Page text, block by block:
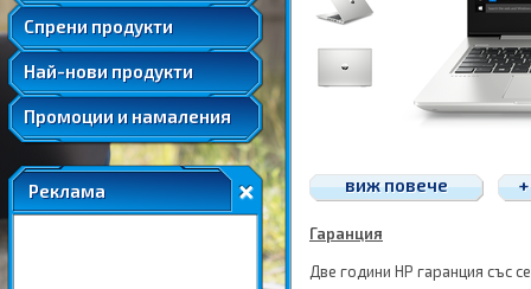
Спрени продукти
Удължени и допълнителни гаранции
Най-нови продукти
Промоции и намаления
Реклама виж повече
Гаранция
Две години HP гаранция със